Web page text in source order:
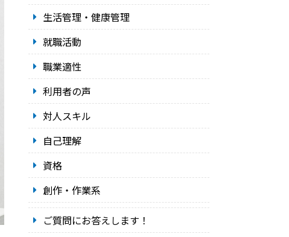
生活管理・健康管理
就職活動
職業適性
利用者の声
対人スキル
自己理解
資格
創作・作業系
ご質問にお答えします！